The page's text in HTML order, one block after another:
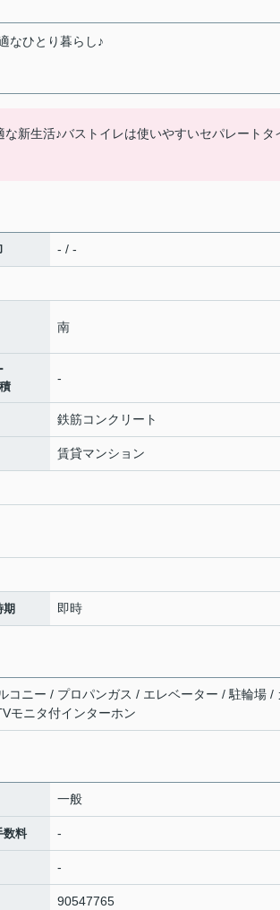
なひとり暮らし♪
新生活♪バストイレは使いやすいセパレートタ
- / -
南
-
鉄筋コンクリート
賃貸マンション
期 即時
コニー / プロパンガス / エレベーター / 駐輪場 /
モニタ付インターホン
一般
数料 -
-
90547765